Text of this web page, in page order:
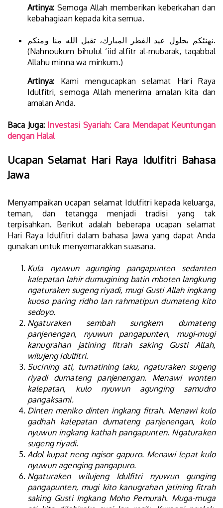
Artinya: Semoga Allah memberikan keberkahan dan
kebahagiaan kepada kita semua.
نهنئكم بحلول عيد الفطر المبارك، تقبل الله منا ومنكم.
(Nahnoukum bihulul ‘iid alfitr al-mubarak, taqabbal
Allahu minna wa minkum.)
Artinya: Kami mengucapkan selamat Hari Raya
Idulfitri, semoga Allah menerima amalan kita dan
amalan Anda.
Baca Juga: Investasi Syariah: Cara Mendapat Keuntungan
dengan Halal
Ucapan Selamat Hari Raya Idulfitri Bahasa
Jawa
Menyampaikan ucapan selamat Idulfitri kepada keluarga,
teman, dan tetangga menjadi tradisi yang tak
terpisahkan. Berikut adalah beberapa ucapan selamat
Hari Raya Idulfitri dalam bahasa Jawa yang dapat Anda
gunakan untuk menyemarakkan suasana.
Kula nyuwun agunging pangapunten sedanten
kalepatan lahir dumugining batin mboten langkung
ngaturaken sugeng riyadi, mugi Gusti Allah ingkang
kuoso paring ridho lan rahmatipun dumateng kito
sedoyo.
Ngaturaken sembah sungkem dumateng
panjenengan, nyuwun pangapunten, mugi-mugi
kanugrahan jatining fitrah saking Gusti Allah,
wilujeng Idulfitri.
Sucining ati, tumatining laku, ngaturaken sugeng
riyadi dumateng panjenengan. Menawi wonten
kalepatan, kulo nyuwun agunging samudro
pangaksami.
Dinten meniko dinten ingkang fitrah. Menawi kulo
gadhah kalepatan dumateng panjenengan, kulo
nyuwun ingkang kathah pangapunten. Ngaturaken
sugeng riyadi.
Adol kupat neng ngisor gapuro. Menawi lepat kulo
nyuwun agenging pangapuro.
Ngaturaken wilujeng Idulfitri nyuwun gunging
pangapunten, mugi kito kanugrahan jatining fitrah
saking Gusti Ingkang Moho Pemurah. Muga-muga